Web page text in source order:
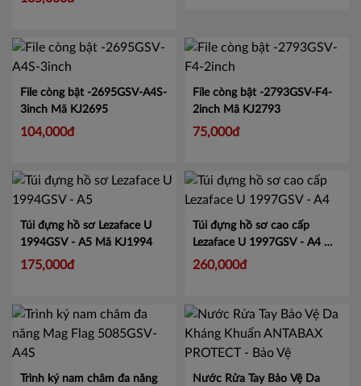
File còng bật -2695GSV-A4S-
3inch Mã KJ2695
104,000đ
File còng bật -2793GSV-F4-
2inch Mã KJ2793
75,000đ
Túi đựng hồ sơ Lezaface U
1994GSV - A5 Mã KJ1994
175,000đ
Túi đựng hồ sơ cao cấp
Lezaface U 1997GSV - A4 Mã
KJ1997
260,000đ
Trình ký nam châm đa năng
Nước Rửa Tay Bảo Vệ Da